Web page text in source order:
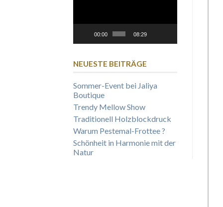
00:00 08:29
NEUESTE BEITRÄGE
Sommer-Event bei Jaliya
Boutique
Trendy Mellow Show
Traditionell Holzblockdruck
Warum Pestemal-Frottee ?
Schönheit in Harmonie mit der
Natur